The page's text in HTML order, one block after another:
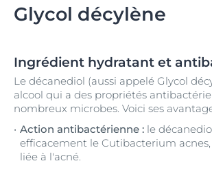
Glycol décylène
Ingrédient hydratant et
Le décanediol (aussi appelé Glycol
alcool qui a des propriétés
nombreux microbes. Voici ses
Action antibactérienne : le
efficacement le Cutibacterium
liée à l'acné.